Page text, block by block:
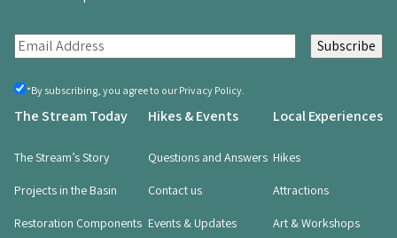
E
m
a
i
(
e
By
you
*By subscribing, you agree to our Privacy Policy.
The Stream Today
The Stream’s Story
Projects in the Basin
Restoration Components
Hikes & Events
Questions and Answers
Contact us
Events & Updates
Local Experiences
Hikes
Attractions
Art & Workshops